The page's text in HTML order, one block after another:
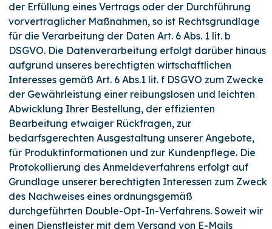
der Erfüllung eines Vertrags oder der Durchführung
vorvertraglicher Maßnahmen, so ist Rechtsgrundlage
für die Verarbeitung der Daten Art. 6 Abs. 1 lit. b
DSGVO. Die Datenverarbeitung erfolgt darüber hinaus
aufgrund unseres berechtigten wirtschaftlichen
Interesses gemäß Art. 6 Abs.1 lit. f DSGVO zum Zwecke
der Gewährleistung einer reibungslosen und leichten
Abwicklung Ihrer Bestellung, der effizienten
Bearbeitung etwaiger Rückfragen, zur
bedarfsgerechten Ausgestaltung unserer Angebote,
für Produktinformationen und zur Kundenpflege. Die
Protokollierung des Anmeldeverfahrens erfolgt auf
Grundlage unserer berechtigten Interessen zum Zweck
des Nachweises eines ordnungsgemäß
durchgeführten Double-Opt-In-Verfahrens. Soweit wir
einen Dienstleister mit dem Versand von E-Mails